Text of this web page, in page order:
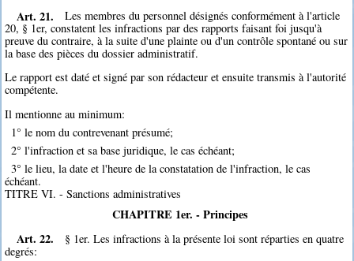
Art. 21.
Les membres du personnel désignés conformément à l'article
20, § 1er, constatent les infractions par des rapports faisant foi jusqu'à
preuve du contraire, à la suite d'une plainte ou d'un contrôle spontané ou sur
la base des pièces du dossier administratif.
Le rapport est daté et signé par son rédacteur et ensuite transmis à l'autorité
compétente.
Il mentionne au minimum:
1° le nom du contrevenant présumé;
2° l'infraction et sa base juridique, le cas échéant;
3° le lieu, la date et l'heure de la constatation de l'infraction, le cas
échéant.
TITRE VI. - Sanctions administratives
CHAPITRE 1er. - Principes
Art. 22.
§ 1er. Les infractions à la présente loi sont réparties en quatre
degrés: